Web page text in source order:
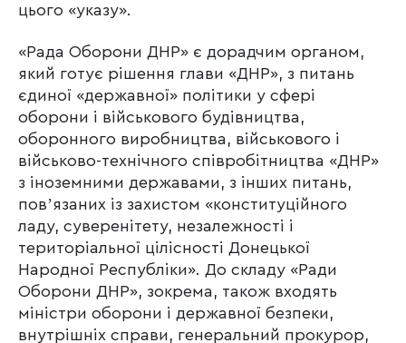
цього «указу».
«Рада Оборони ДНР» є дорадчим органом,
який готує рішення глави «ДНР», з питань
єдиної «державної» політики у сфері
оборони і військового будівництва,
оборонного виробництва, військового і
військово-технічного співробітництва «ДНР»
з іноземними державами, з інших питань,
повʼязаних із захистом «конституційного
ладу, суверенітету, незалежності і
територіальної цілісності Донецької
Народної Республіки». До складу «Ради
Оборони ДНР», зокрема, також входять
міністри оборони і державної безпеки,
внутрішніх справи, генеральний прокурор,